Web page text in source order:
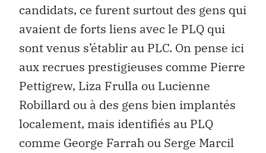
candidats, ce furent surtout des gens qui
avaient de forts liens avec le PLQ qui
sont venus s’établir au PLC. On pense ici
aux recrues prestigieuses comme Pierre
Pettigrew, Liza Frulla ou Lucienne
Robillard ou à des gens bien implantés
localement, mais identifiés au PLQ
comme George Farrah ou Serge Marcil